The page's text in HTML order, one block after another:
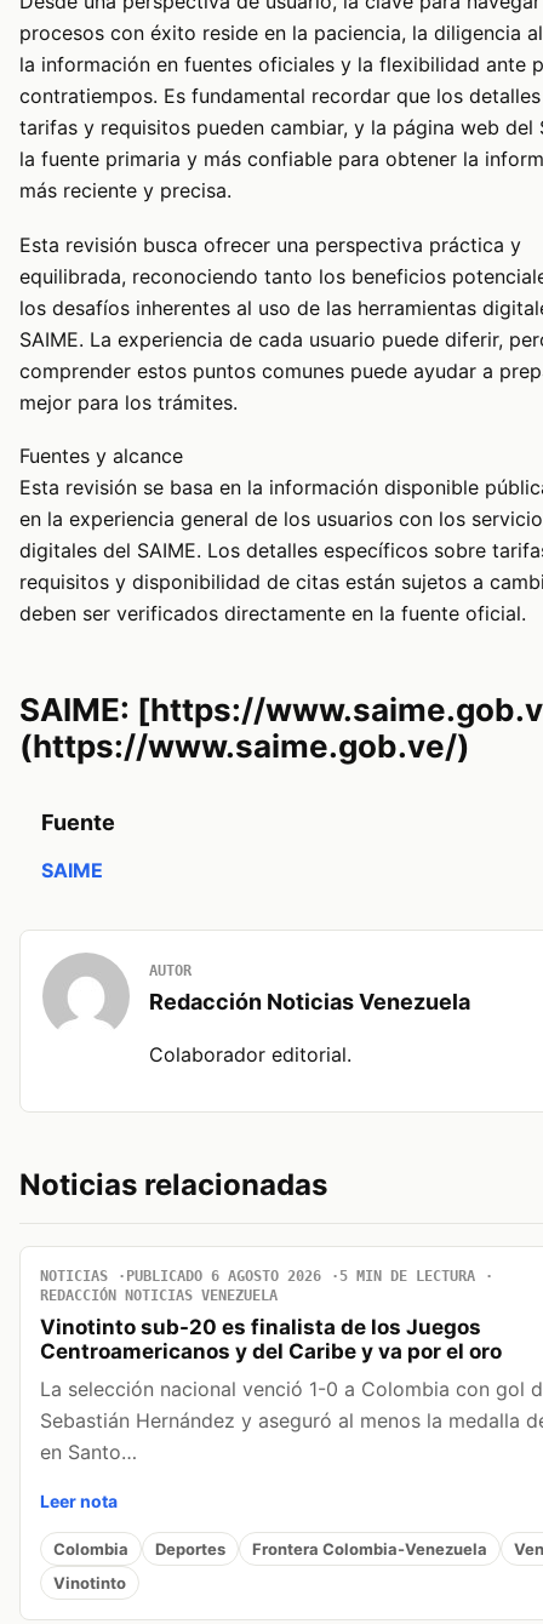
procesos con éxito reside en la paciencia, la diligencia
la información en fuentes oficiales y la flexibilidad ante
contratiempos. Es fundamental recordar que los
tarifas y requisitos pueden cambiar, y la página web del
la fuente primaria y más confiable para obtener la
más reciente y precisa.
Esta revisión busca ofrecer una perspectiva práctica y
equilibrada, reconociendo tanto los beneficios
los desafíos inherentes al uso de las herramientas
SAIME. La experiencia de cada usuario puede diferir,
comprender estos puntos comunes puede ayudar a
mejor para los trámites.
Fuentes y alcance
Esta revisión se basa en la información disponible
en la experiencia general de los usuarios con los
digitales del SAIME. Los detalles específicos sobre
requisitos y disponibilidad de citas están sujetos a
deben ser verificados directamente en la fuente oficial.
SAIME: [https://
(https://www.saime.gob.ve/)
Fuente
SAIME
AUTOR
Redacción Noticias Venezuela
Colaborador editorial.
Noticias relacionadas
NOTICIAS PUBLICADO 6 AGOSTO 2026
5 MIN DE LECTURA
REDACCIÓN NOTICIAS VENEZUELA
Vinotinto sub-20 es finalista de los Juegos
Centroamericanos y del Caribe y va por el oro
La selección nacional venció 1-0 a Colombia con gol
Sebastián Hernández y aseguró al menos la medalla
en Santo…
Leer nota
Colombia Deportes Frontera Colombia-Venezuela
Vinotinto